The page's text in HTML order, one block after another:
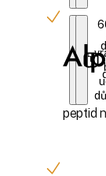
peptid